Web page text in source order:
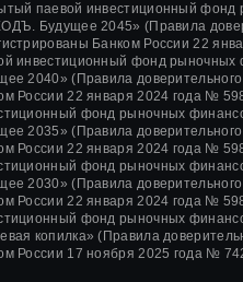
паевой инвестиционный фонд
Будущее 2045» (Правила
Банком России 22
инвестиционный фонд
2040» (Правила
России 22 января 2024 года №
фонд рыночных
2035» (Правила
России 22 января 2024 года №
фонд рыночных
2030» (Правила
России 22 января 2024 года №
фонд рыночных
копилка» (Правила
России 17 ноября 2025 года №